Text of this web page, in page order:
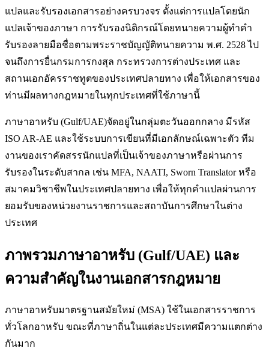
แปลและรับรองเอกสารอย่างครบวงจร ตั้งแต่การแปลโดยนัก
แปลเจ้าของภาษา การรับรองนิติกรณ์โดยทนายความผู้ทำคำ
รับรองลายมือชื่อตามพระราชบัญญัติทนายความ พ.ศ. 2528 ไป
จนถึงการยื่นกรมการกงสุล กระทรวงการต่างประเทศ และ
สถานเอกอัครราชทูตของประเทศปลายทาง เพื่อให้เอกสารของ
ท่านมีผลทางกฎหมายในทุกประเทศที่ใช้ภาษานี้
ภาษาอาหรับ (Gulf/UAE)จัดอยู่ในกลุ่มตะวันออกกลาง มีรหัส
ISO AR-AE และใช้ระบบการเขียนที่มีเอกลักษณ์เฉพาะตัว ทีม
งานของเราคัดสรรนักแปลที่เป็นเจ้าของภาษาหรือผ่านการ
รับรองในระดับสากล เช่น MFA, NAATI, Sworn Translator หรือ
สมาคมวิชาชีพในประเทศปลายทาง เพื่อให้ทุกคำแปลผ่านการ
ยอมรับของหน่วยงานราชการและสถาบันการศึกษาในต่าง
ประเทศ
ภาพรวมภาษาอาหรับ (Gulf/UAE) และ
ความสำคัญในงานเอกสารกฎหมาย
ภาษาอาหรับมาตรฐานสมัยใหม่ (MSA) ใช้ในเอกสารราชการ
ทั่วโลกอาหรับ ขณะที่ภาษาถิ่นในแต่ละประเทศมีความแตกต่าง
กันมาก